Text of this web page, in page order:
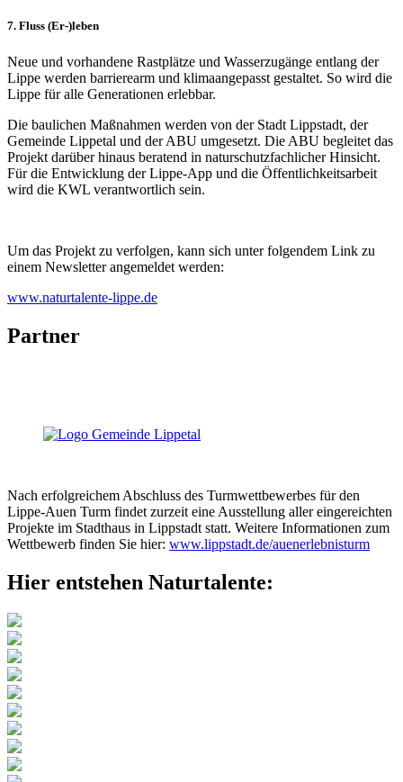
7. Fluss (Er-)leben
Neue und vorhandene Rastplätze und Wasserzugänge entlang der
Lippe werden barrierearm und klimaangepasst gestaltet. So wird die
Lippe für alle Generationen erlebbar.
Die baulichen Maßnahmen werden von der Stadt Lippstadt, der
Gemeinde Lippetal und der ABU umgesetzt. Die ABU begleitet das
Projekt darüber hinaus beratend in naturschutzfachlicher Hinsicht.
Für die Entwicklung der Lippe-App und die Öffentlichkeitsarbeit
wird die KWL verantwortlich sein.
Um das Projekt zu verfolgen, kann sich unter folgendem Link zu
einem Newsletter angemeldet werden:
www.naturtalente-lippe.de
Partner
Nach erfolgreichem Abschluss des Turmwettbewerbes für den
Lippe-Auen Turm findet zurzeit eine Ausstellung aller eingereichten
Projekte im Stadthaus in Lippstadt statt. Weitere Informationen zum
Wettbewerb finden Sie hier: www.lippstadt.de/auenerlebnisturm
Hier entstehen Naturtalente: